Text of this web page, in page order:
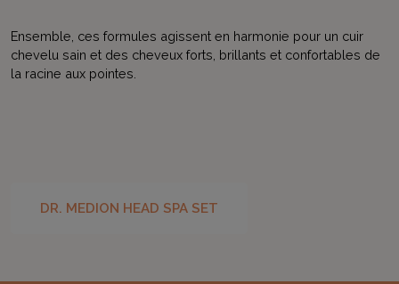
Ensemble, ces formules agissent en harmonie pour un cuir
chevelu sain et des cheveux forts, brillants et confortables de
la racine aux pointes.
DR. MEDION HEAD SPA SET